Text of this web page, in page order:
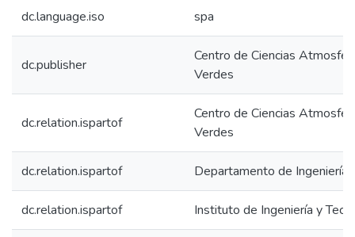
dc.language.iso spa
dc.publisher
Centro de Ciencias
Verdes
dc.relation.ispartof
Centro de Ciencias
Verdes
dc.relation.ispartof Departamento de Ingeniería
dc.relation.ispartof Instituto de Ingeniería y